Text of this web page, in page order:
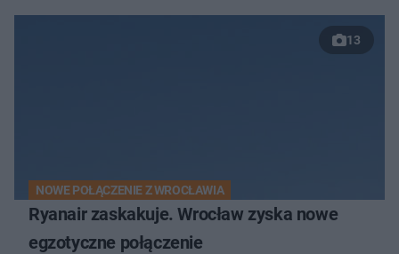
13
NOWE POŁĄCZENIE Z WROCŁAWIA
Ryanair zaskakuje. Wrocław zyska nowe
egzotyczne połączenie